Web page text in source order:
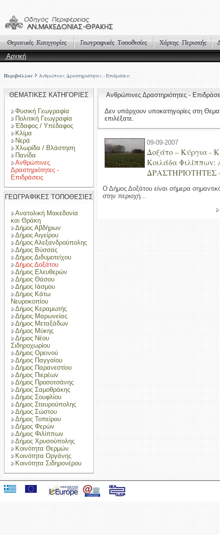
Αρχική
Περιβάλλον Ανθρώπινες Δραστηριότητες - Επιδράσεις
ΘΕΜΑΤΙΚΕΣ ΚΑΤΗΓΟΡΙΕΣ
Φυσική Γεωγραφία
Πολιτική Γεωγραφία
Έδαφος / Υπέδαφος
Κλίμα
Νερά
Χλωρίδα / Βλάστηση
Πανίδα
Ανθρώπινες
Δραστηριότητες -
Επιδράσεις
ΓΕΩΓΡΑΦΙΚΕΣ ΤΟΠΟΘΕΣΙΕΣ
Ανατολική Μακεδονία
και Θράκη
Δήμος Αβδήρων
Δήμος Αιγείρου
Δήμος Αλεξανδρούπολης
Δήμος Βύσσας
Δήμος Διδυμοτείχου
Δήμος Δοξάτου
Δήμος Ελευθερών
Δήμος Θάσου
Δήμος Ιάσμου
Δήμος Κάτω
Νευροκοπίου
Δήμος Κεραμωτής
Δήμος Μαρωνείας
Δήμος Μεταξάδων
Δήμος Μύκης
Δήμος Νέου
Σιδηροχωρίου
Δήμος Ορεινού
Δήμος Παγγαίου
Δήμος Παρανεστίου
Δήμος Πιερέων
Δήμος Προσοτσάνης
Δήμος Σαμοθράκης
Δήμος Σουφλίου
Δήμος Σταυρούπολης
Δήμος Σώστου
Δήμος Τοπείρου
Δήμος Φερών
Δήμος Φιλίππων
Δήμος Χρυσούπολης
Κοινότητα Θερμών
Κοινότητα Οργάνης
Κοινότητα Σιδηρονέρου
Ανθρώπινες Δραστηριότητες -
Δεν υπάρχουν υποκατηγορίες στη
επιλέξατε.
09-09-2007
Δοξάτο – Κύργια -
Κοιλάδα
ΔΡΑΣΤΗΡΙΟΤΗΤΕΣ
Ο Δήμος Δοξάτου είναι σήμερα
στην περιοχή...